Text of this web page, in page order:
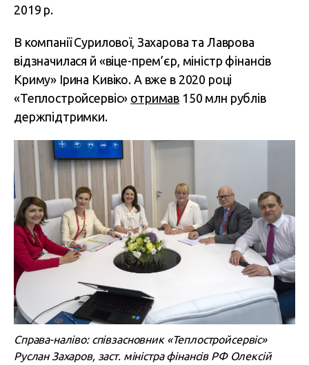
2019 р.
В компанії Сурилової, Захарова та Лаврова
відзначилася й «віце-прем’єр, міністр фінансів
Криму» Ірина Кивіко. А вже в 2020 році
«Теплостройсервіс» отримав 150 млн рублів
держпідтримки.
Справа-наліво: співзасновник «Теплостройсервіс»
Руслан Захаров, заст. міністра фінансів РФ Олексій